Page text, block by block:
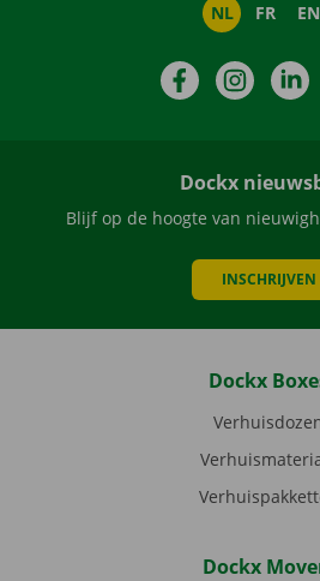
NL FR EN
Facebook
Dockx
Blijf op de hoogte van
INSCHRIJVEN
Dockx
Dockx